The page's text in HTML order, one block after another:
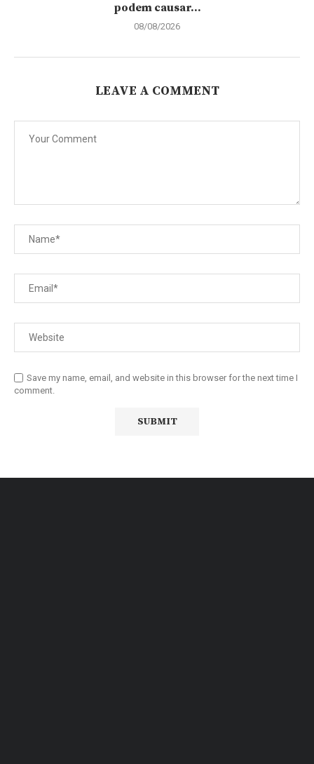
podem causar...
08/08/2026
LEAVE A COMMENT
Save my name, email, and website in this browser for the next time I
comment.